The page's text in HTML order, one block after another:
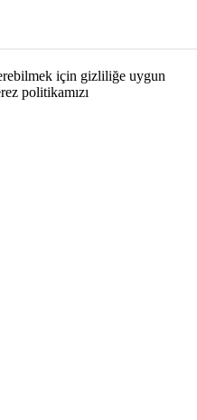
için gizliliğe uygun
politikamızı